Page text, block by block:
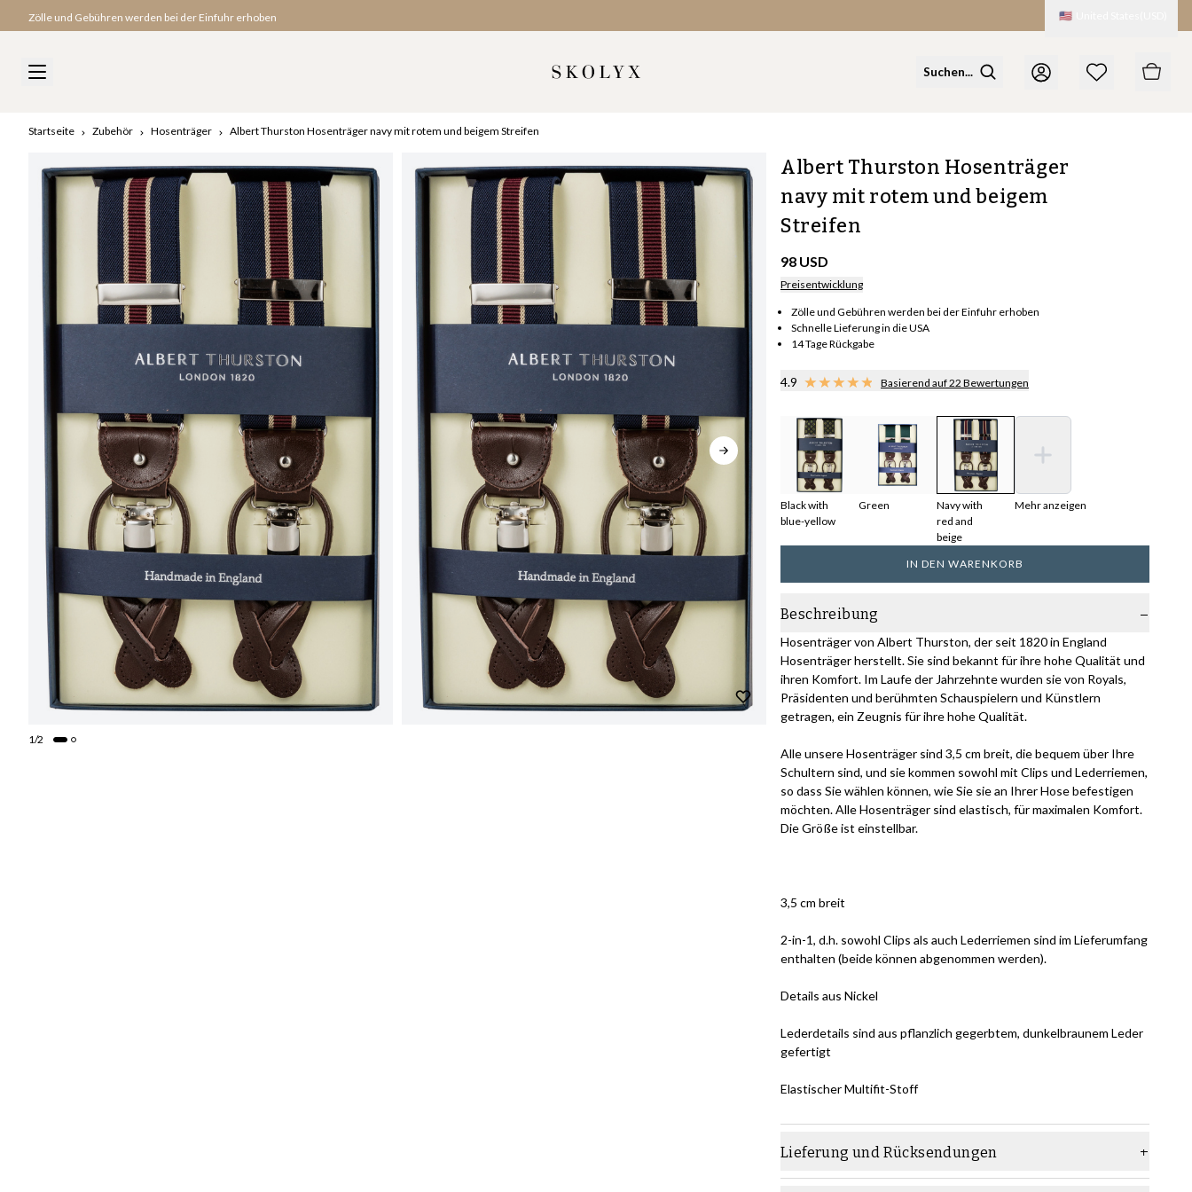
Zölle und Gebühren werden bei der Einfuhr erhoben 🇺🇸
Startseite Zubehör Hosenträger Albert Thurston Hosenträger navy mit rotem und beigem Streifen
1/2
Albert Thurston Hosenträger
navy mit rotem und beigem
Streifen
98 USD
Preisentwicklung
Zölle und Gebühren werden bei der Einfuhr erhoben
Schnelle Lieferung in die USA
14 Tage Rückgabe
4.9 Basierend auf 22 Bewertungen
Black with
blue-yellow
Green
Navy with
red and
beige
Mehr anzeigen
IN DEN WARENKORB
Beschreibung
Hosenträger von Albert Thurston, der seit 1820 in England
Hosenträger herstellt. Sie sind bekannt für ihre hohe Qualität und
ihren Komfort. Im Laufe der Jahrzehnte wurden sie von Royals,
Präsidenten und berühmten Schauspielern und Künstlern
getragen, ein Zeugnis für ihre hohe Qualität.
Alle unsere Hosenträger sind 3,5 cm breit, die bequem über Ihre
Schultern sind, und sie kommen sowohl mit Clips und Lederriemen,
so dass Sie wählen können, wie Sie sie an Ihrer Hose befestigen
möchten. Alle Hosenträger sind elastisch, für maximalen Komfort.
Die Größe ist einstellbar.
3,5 cm breit
2-in-1, d.h. sowohl Clips als auch Lederriemen sind im Lieferumfang
enthalten (beide können abgenommen werden).
Details aus Nickel
Lederdetails sind aus pflanzlich gegerbtem, dunkelbraunem Leder
gefertigt
Elastischer Multifit-Stoff
Lieferung und Rücksendungen